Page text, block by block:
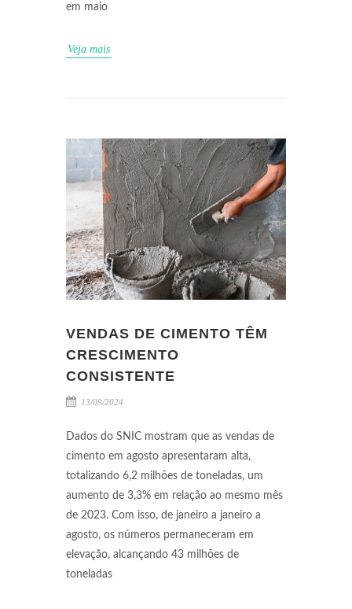
em maio
Veja mais
VENDAS DE CIMENTO TÊM
CRESCIMENTO
CONSISTENTE
13/09/2024
Dados do SNIC mostram que as vendas de
cimento em agosto apresentaram alta,
totalizando 6,2 milhões de toneladas, um
aumento de 3,3% em relação ao mesmo mês
de 2023. Com isso, de janeiro a janeiro a
agosto, os números permaneceram em
elevação, alcançando 43 milhões de
toneladas